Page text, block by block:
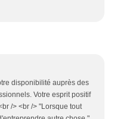
disponibilité auprès des
Votre esprit positif
/> <br /> "Lorsque tout